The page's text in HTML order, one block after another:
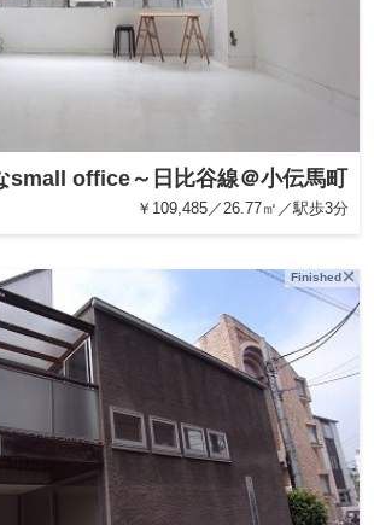
small office～日比谷線＠小伝馬町
￥109,485／26.77㎡／駅歩3分
Finished